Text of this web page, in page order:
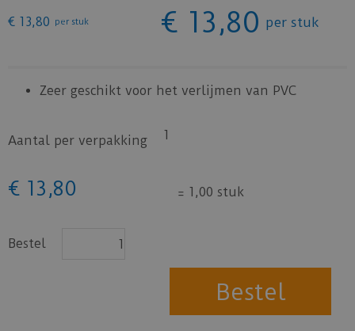
€ 13,80 per stuk € 13,80 per stuk
Zeer geschikt voor het verlijmen van PVC
Aantal per verpakking 1
€ 13 ,80 = 1,00 stuk
Bestel